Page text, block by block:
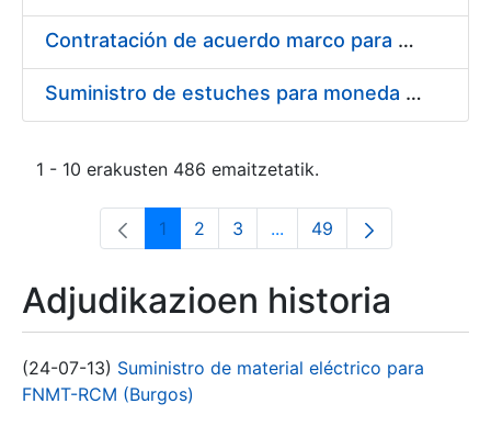
Contratación de acuerdo marco para el Suministro de Material de Electricidad para la Fábrica Nacional de Moneda y Timbre-Real Casa de la Moneda en su centro de trabajo de Burgos
Suministro de estuches para moneda de 30 €
1 - 10 erakusten 486 emaitzetatik.
Orrialdea
1 Orrialdea
2 Orrialdea
3 ...Intermediate Pages Use
Orrialdea
49
Adjudikazioen historia
(24-07-13) Suministro de material eléctrico para
FNMT-RCM (Burgos)